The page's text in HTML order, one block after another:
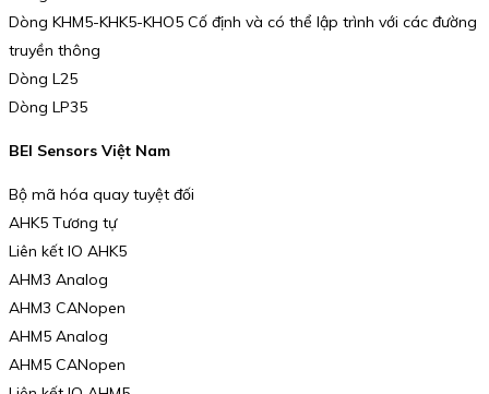
Dòng KHM5-KHK5-KHO5 Cố định và có thể lập trình với các đường
truyền thông
Dòng L25
Dòng LP35
BEI Sensors Việt Nam
Bộ mã hóa quay tuyệt đối
AHK5 Tương tự
Liên kết IO AHK5
AHM3 Analog
AHM3 CANopen
AHM5 Analog
AHM5 CANopen